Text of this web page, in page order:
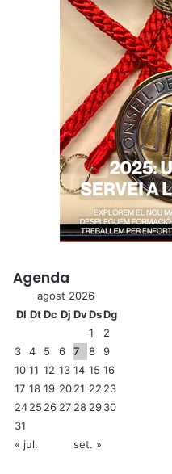
Agenda
agost 2026
Dl DtDc Dj DvDsDg
1
2
3
4 5 6 7 8
9
10 11 12 13 14 15 16
17 18 19 2021 22 23
2425 26 27 28 2930
31
« jul.
set. »